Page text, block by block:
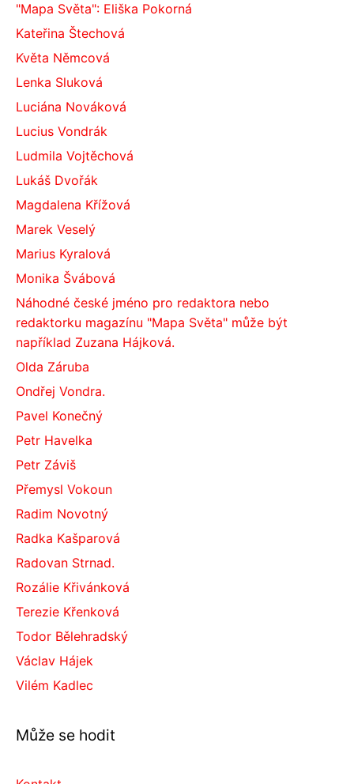
"Mapa Světa": Eliška Pokorná
Kateřina Štechová
Květa Němcová
Lenka Sluková
Luciána Nováková
Lucius Vondrák
Ludmila Vojtěchová
Lukáš Dvořák
Magdalena Křížová
Marek Veselý
Marius Kyralová
Monika Švábová
Náhodné české jméno pro redaktora nebo
redaktorku magazínu "Mapa Světa" může být
například Zuzana Hájková.
Olda Záruba
Ondřej Vondra.
Pavel Konečný
Petr Havelka
Petr Záviš
Přemysl Vokoun
Radim Novotný
Radka Kašparová
Radovan Strnad.
Rozálie Křivánková
Terezie Křenková
Todor Bělehradský
Václav Hájek
Vilém Kadlec
Může se hodit